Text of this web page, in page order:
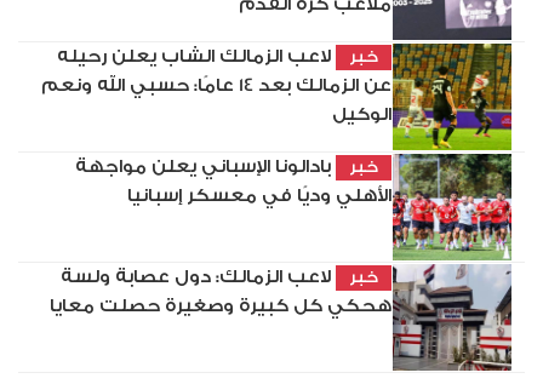
ملاعب كرة القدم
خبر
لاعب الزمالك الشاب يعلن رحيله
عن الزمالك بعد 14 عامًا: حسبي الله ونعم
الوكيل
خبر
بادالونا الإسباني يعلن مواجهة
الأهلي وديًا في معسكر إسبانيا
خبر
لاعب الزمالك: دول عصابة ولسة
هحكي كل كبيرة وصغيرة حصلت معايا